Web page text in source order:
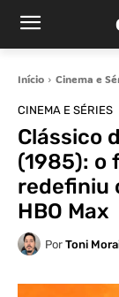
Início Cinema e
CINEMA E SÉRIES
Clássico
(1985): o
redefiniu
HBO Max
Por Toni